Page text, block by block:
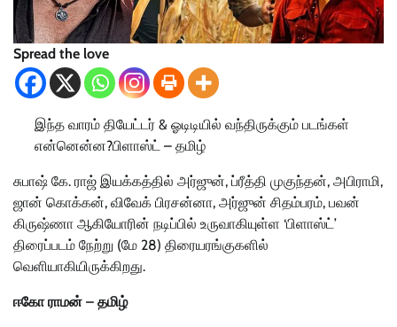
Spread the love
இந்த வாரம் தியேட்டர் & ஓடிடியில் வந்திருக்கும் படங்கள்
என்னென்ன?பிளாஸ்ட் – தமிழ்
சுபாஷ் கே. ராஜ் இயக்கத்தில் அர்ஜுன், ப்ரீத்தி முகுந்தன், அபிராமி,
ஜான் கொக்கன், விவேக் பிரசன்னா, அர்ஜுன் சிதம்பரம், பவன்
கிருஷ்ணா ஆகியோரின் நடிப்பில் உருவாகியுள்ள ‘பிளாஸ்ட்’
திரைப்படம் நேற்று (மே 28) திரையரங்குகளில்
வெளியாகியிருக்கிறது.
ஈகோ ராமன் – தமிழ்